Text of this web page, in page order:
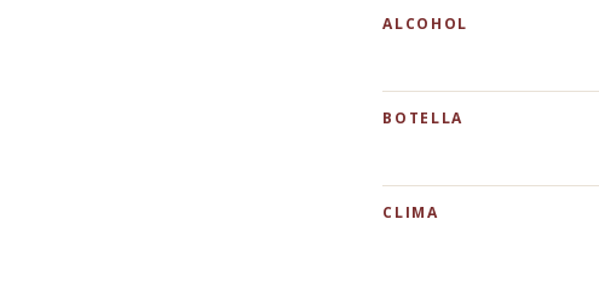
ALCOHOL
BOTELLA
CLIMA